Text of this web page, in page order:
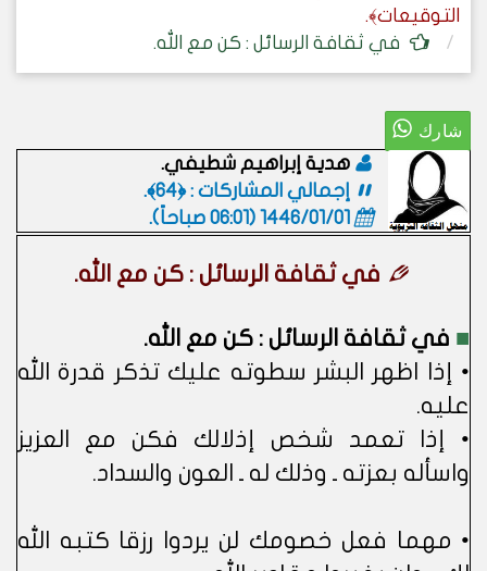
التوقيعات﴾.
في ثقافة الرسائل : كن مع الله.
هدية إبراهيم شطيفي.
إجمالي المشاركات : ﴿64﴾.
1446/01/01 (06:01 صباحاً)
.
في ثقافة الرسائل : كن مع الله.
■ في ثقافة الرسائل : كن مع الله.
• إذا اظهر البشر سطوته عليك تذكر قدرة الله
عليه.
• إذا تعمد شخص إذلالك فكن مع العزيز
واسأله بعزته ـ وذلك له ـ العون والسداد.
• مهما فعل خصومك لن يردوا رزقا كتبه الله